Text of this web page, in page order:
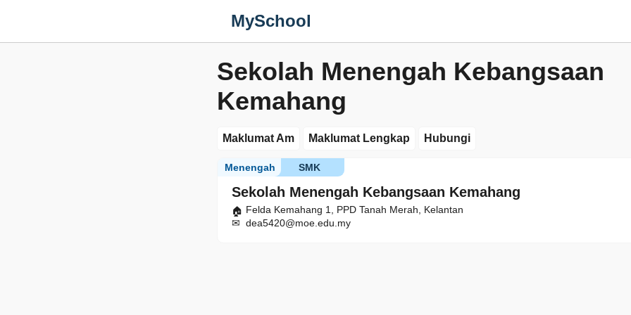
MySchool
Sekolah Menengah Kebangsaan
Kemahang
Maklumat Am Maklumat Lengkap Hubungi
Sekolah Menengah Kebangsaan Kemahang
SMK
Menengah
Felda Kemahang 1, PPD Tanah Merah, Kelantan
dea5420@moe.edu.my